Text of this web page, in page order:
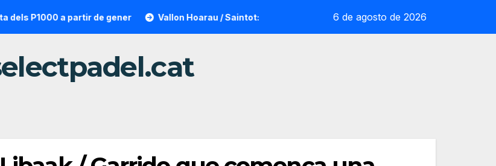
P1000 a partir de gener Vallon Hoarau / Saintot: la sorpresa reoliana que desafia la cap de sèrie 1
6 de agosto de 2026